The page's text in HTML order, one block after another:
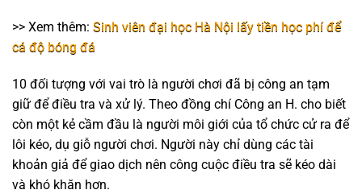
>> Xem thêm: Sinh viên đại học Hà Nội lấy tiền học phí để
cá độ bóng đá
10 đối tượng với vai trò là người chơi đã bị công an tạm
giữ để điều tra và xử lý. Theo đồng chí Công an H. cho biết
còn một kẻ cầm đầu là người môi giới của tổ chức cử ra để
lôi kéo, dụ giỗ người chơi. Người này chỉ dùng các tài
khoản giả để giao dịch nên công cuộc điều tra sẽ kéo dài
và khó khăn hơn.